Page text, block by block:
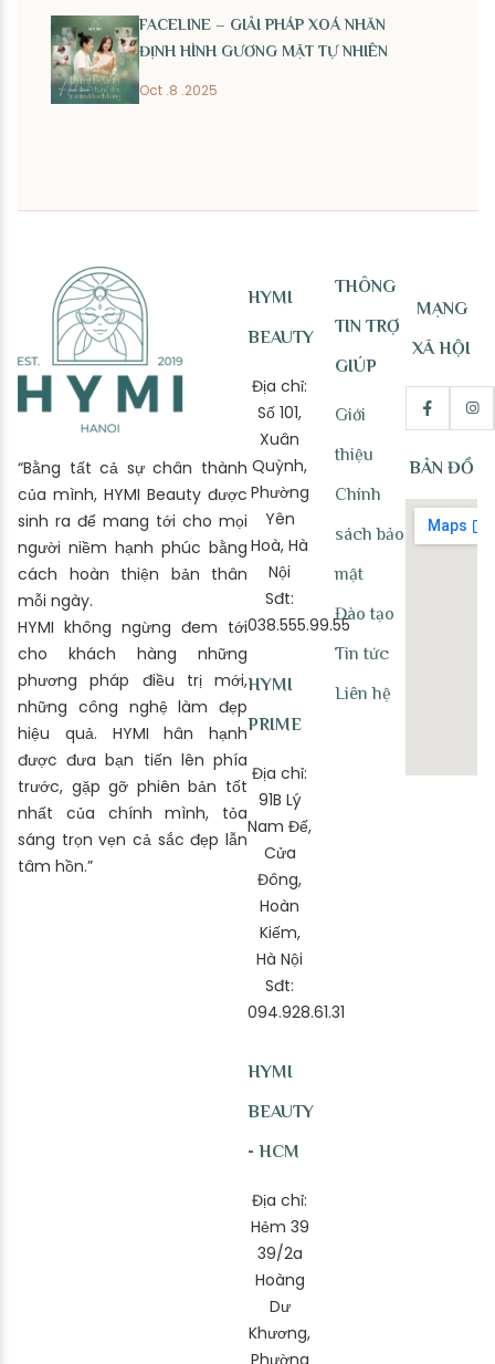
FACELINE – GIẢI PHÁP XOÁ NHĂN
ĐỊNH HÌNH GƯƠNG MẶT TỰ NHIÊN
Oct .8 .2025
“Bằng tất cả sự chân thành
của mình, HYMI Beauty được
sinh ra để mang tới cho mọi
người niềm hạnh phúc bằng
cách hoàn thiện bản thân
mỗi ngày.
HYMI không ngừng đem tới
cho khách hàng những
phương pháp điều trị mới,
những công nghệ làm đẹp
hiệu quả. HYMI hân hạnh
được đưa bạn tiến lên phía
trước, gặp gỡ phiên bản tốt
nhất của chính mình, tỏa
sáng trọn vẹn cả sắc đẹp lẫn
tâm hồn.”
HYMI
BEAUTY
Địa chỉ:
Số 101,
Xuân
Quỳnh,
Phường
Yên
Hoà, Hà
Nội
Sđt:
038.555.99.55
HYMI
PRIME
Địa chỉ:
91B Lý
Nam Đế,
Cửa
Đông,
Hoàn
Kiếm,
Hà Nội
Sđt:
094.928.61.31
HYMI
BEAUTY
- HCM
Địa chỉ:
Hẻm 39
39/2a
Hoàng
Dư
Khương,
Phường
THÔNG
TIN TRỢ
GIÚP
Giới
thiệu
Chính
sách bảo
mật
Đào tạo
Tin tức
Liên hệ
MẠNG
XÃ HỘI
BẢN ĐỒ